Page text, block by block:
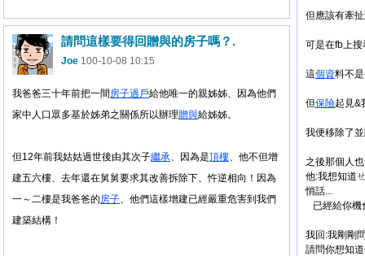
但應該有牽
可是在fb上
這個資料不
但保險起見&
我便移除了
之後那個人
他:我想知道
悄話...
已經給你機
我回:我剛剛
請問你想知
請問這樣要得回贈與的房子嗎？.
Joe 100-10-08 10:15
我爸爸三十年前把一間房子過戶給他唯一的親姊姊、因為他們
家中人口眾多基於姊弟之關係所以辦理贈與給姊姊。
但12年前我姑姑過世後由其次子繼承、因為是頂樓、他不但增
建五六樓、去年還在舅舅要求其改善拆除下、忤逆相向！因為
一～二樓是我爸爸的房子、他們這樣增建已經嚴重危害到我們
建築結構！